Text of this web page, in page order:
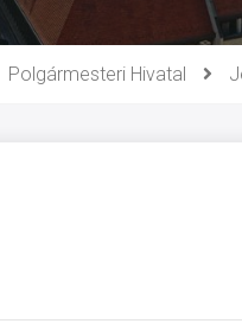
Polgármesteri Hivatal